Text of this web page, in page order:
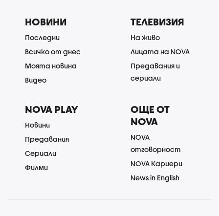
НОВИНИ
Последни
Всичко от днес
Моята новина
Видео
ТЕЛЕВИЗИЯ
На живо
Лицата на NOVA
Предавания и
сериали
NOVA PLAY
Новини
Предавания
Сериали
Филми
ОЩЕ ОТ
NOVA
NOVA
отговорност
NOVA Кариери
News in English